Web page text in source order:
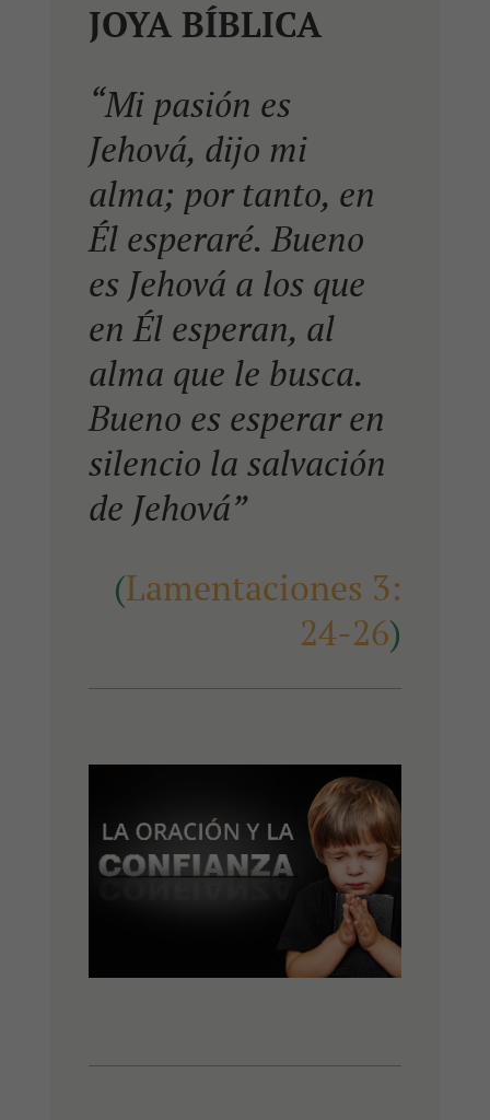
JOYA BÍBLICA
“Mi pasión es
Jehová, dijo mi
alma; por tanto, en
Él esperaré. Bueno
es Jehová a los que
en Él esperan, al
alma que le busca.
Bueno es esperar en
silencio la salvación
de Jehová”
(Lamentaciones 3:
24-26)